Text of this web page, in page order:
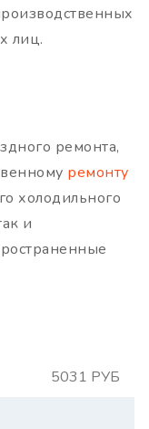
лиц.
ремонта,
ремонту
холодильного
и
5031 РУБ